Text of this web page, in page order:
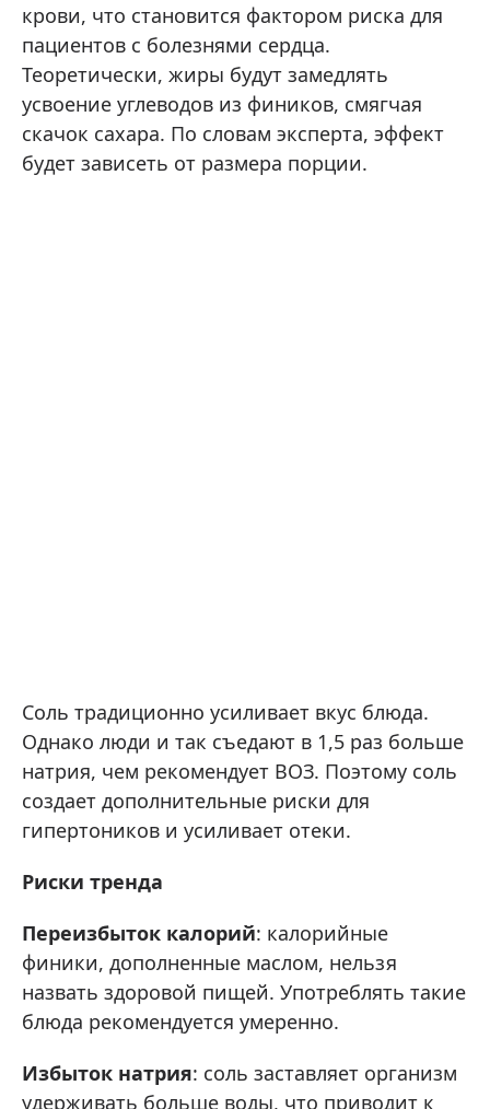
крови, что становится фактором риска для
пациентов с болезнями сердца.
Теоретически, жиры будут замедлять
усвоение углеводов из фиников, смягчая
скачок сахара. По словам эксперта, эффект
будет зависеть от размера порции.
Соль традиционно усиливает вкус блюда.
Однако люди и так съедают в 1,5 раз больше
натрия, чем рекомендует ВОЗ. Поэтому соль
создает дополнительные риски для
гипертоников и усиливает отеки.
Риски тренда
Переизбыток калорий: калорийные
финики, дополненные маслом, нельзя
назвать здоровой пищей. Употреблять такие
блюда рекомендуется умеренно.
Избыток натрия: соль заставляет организм
удерживать больше воды, что приводит к